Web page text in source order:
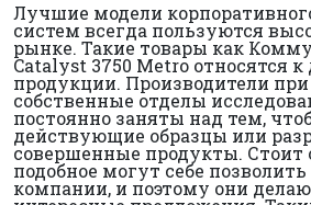
Лучшие модели
систем всегда пользуются
рынке. Такие товары как
Catalyst 3750 Metro относятся
продукции. Производители
собственные отделы
постоянно заняты над тем,
действующие образцы или
совершенные продукты. Стоит
подобное могут себе
компании, и поэтому они